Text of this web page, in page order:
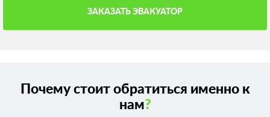
ЗАКАЗАТЬ ЭВАКУАТОР
Почему стоит обратиться именно к
нам?